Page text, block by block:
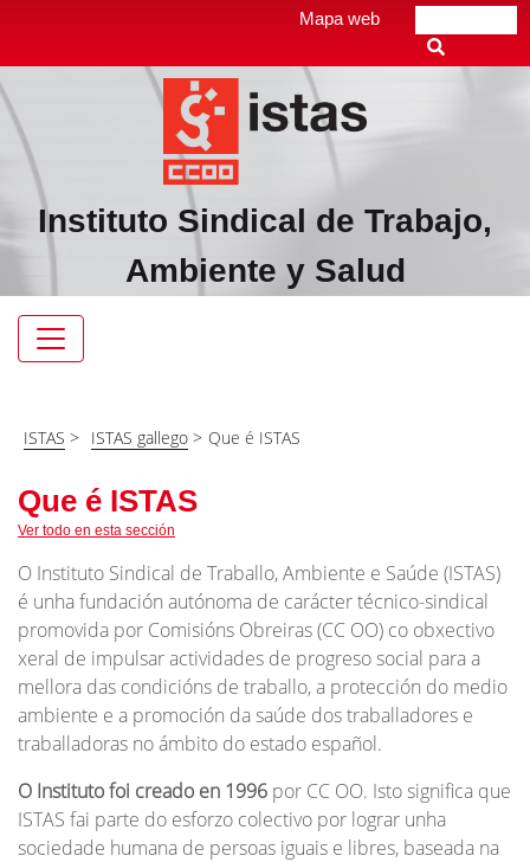
contenido
principal
Mapa web
Instituto Sindical de Trabajo,
Ambiente y Salud
Navegación
ISTAS > ISTAS gallego > Que é ISTAS
Que é ISTAS
Ver todo en esta sección
O Instituto Sindical de Traballo, Ambiente e Saúde (ISTAS)
é unha fundación autónoma de carácter técnico-sindical
promovida por Comisións Obreiras (CC OO) co obxectivo
xeral de impulsar actividades de progreso social para a
mellora das condicións de traballo, a protección do medio
ambiente e a promoción da saúde dos traballadores e
traballadoras no ámbito do estado español.
O Instituto foi creado en 1996 por CC OO. Isto significa que
ISTAS fai parte do esforzo colectivo por lograr unha
sociedade humana de persoas iguais e libres, baseada na